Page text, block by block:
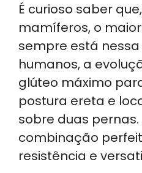
É curioso saber
mamíferos, o
sempre está nessa
humanos, a
glúteo máximo
postura ereta e
sobre duas
combinação
resistência e